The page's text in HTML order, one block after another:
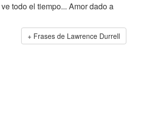
todo el tiempo... Amor dado a
Frases de Lawrence Durrell